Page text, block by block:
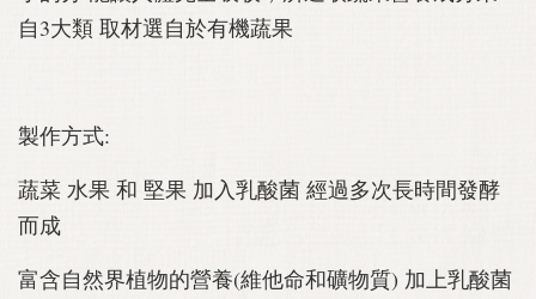
自3大類 取材選自於有機蔬果
製作方式:
蔬菜 水果 和 堅果 加入乳酸菌 經過多次長時間發酵
而成
富含自然界植物的營養(維他命和礦物質) 加上乳酸菌